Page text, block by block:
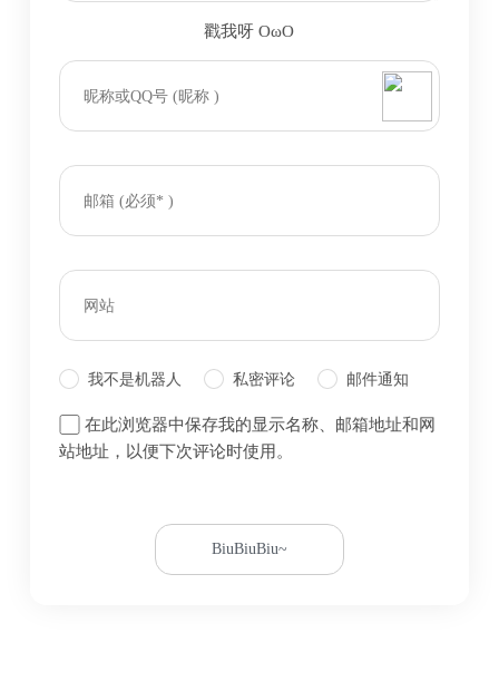
戳我呀 OωO
Tieba
我不是机器人 私密评论 邮件通知
在此浏览器中保存我的显示名称、邮箱地址和网
站地址，以便下次评论时使用。